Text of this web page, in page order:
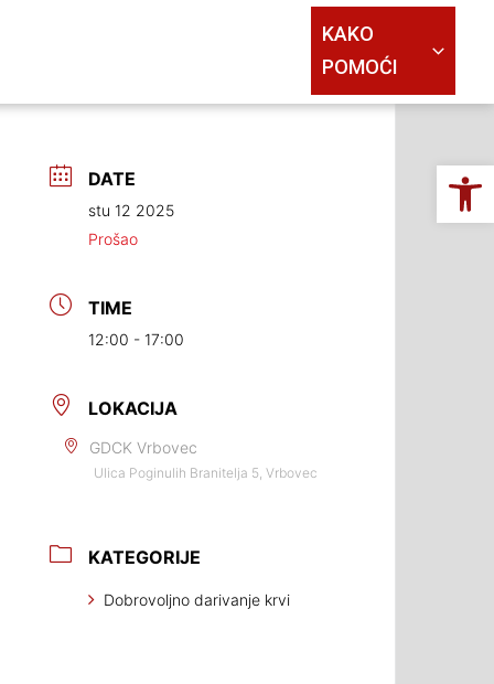
KAKO
POMOĆI
DATE
stu 12 2025
Prošao
TIME
12:00 - 17:00
LOKACIJA
GDCK Vrbovec
Ulica Poginulih Branitelja 5, Vrbovec
KATEGORIJE
Dobrovoljno darivanje krvi